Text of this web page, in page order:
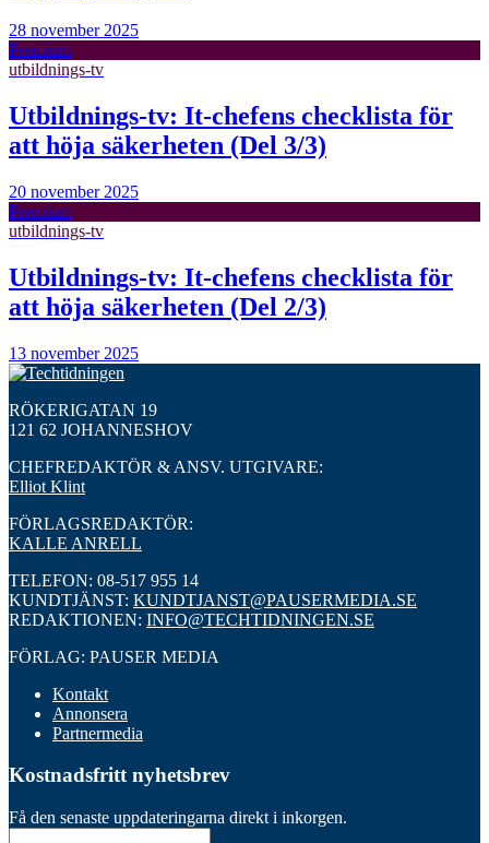
28 november 2025
Premium
utbildnings-tv
Utbildnings-tv: It-chefens checklista för
att höja säkerheten (Del 3/3)
20 november 2025
Premium
utbildnings-tv
Utbildnings-tv: It-chefens checklista för
att höja säkerheten (Del 2/3)
13 november 2025
RÖKERIGATAN 19
121 62 JOHANNESHOV
CHEFREDAKTÖR & ANSV. UTGIVARE:
Elliot Klint
FÖRLAGSREDAKTÖR:
KALLE ANRELL
TELEFON: 08-517 955 14
KUNDTJÄNST: KUNDTJANST@PAUSERMEDIA.SE
REDAKTIONEN: INFO@TECHTIDNINGEN.SE
FÖRLAG: PAUSER MEDIA
Kontakt
Annonsera
Partnermedia
Kostnadsfritt nyhetsbrev
Få den senaste uppdateringarna direkt i inkorgen.